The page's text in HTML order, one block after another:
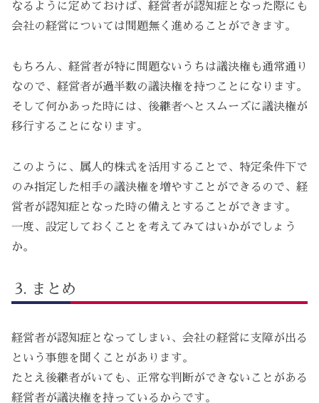
なるように定めておけば、経営者が認知症となった際にも
会社の経営については問題無く進めることができます。
もちろん、経営者が特に問題ないうちは議決権も通常通り
なので、経営者が過半数の議決権を持つことになります。
そして何かあった時には、後継者へとスムーズに議決権が
移行することになります。
このように、属人的株式を活用することで、特定条件下で
のみ指定した相手の議決権を増やすことができるので、経
営者が認知症となった時の備えとすることができます。
一度、設定しておくことを考えてみてはいかがでしょう
か。
まとめ
経営者が認知症となってしまい、会社の経営に支障が出る
という事態を聞くことがあります。
たとえ後継者がいても、正常な判断ができないことがある
経営者が議決権を持っているからです。